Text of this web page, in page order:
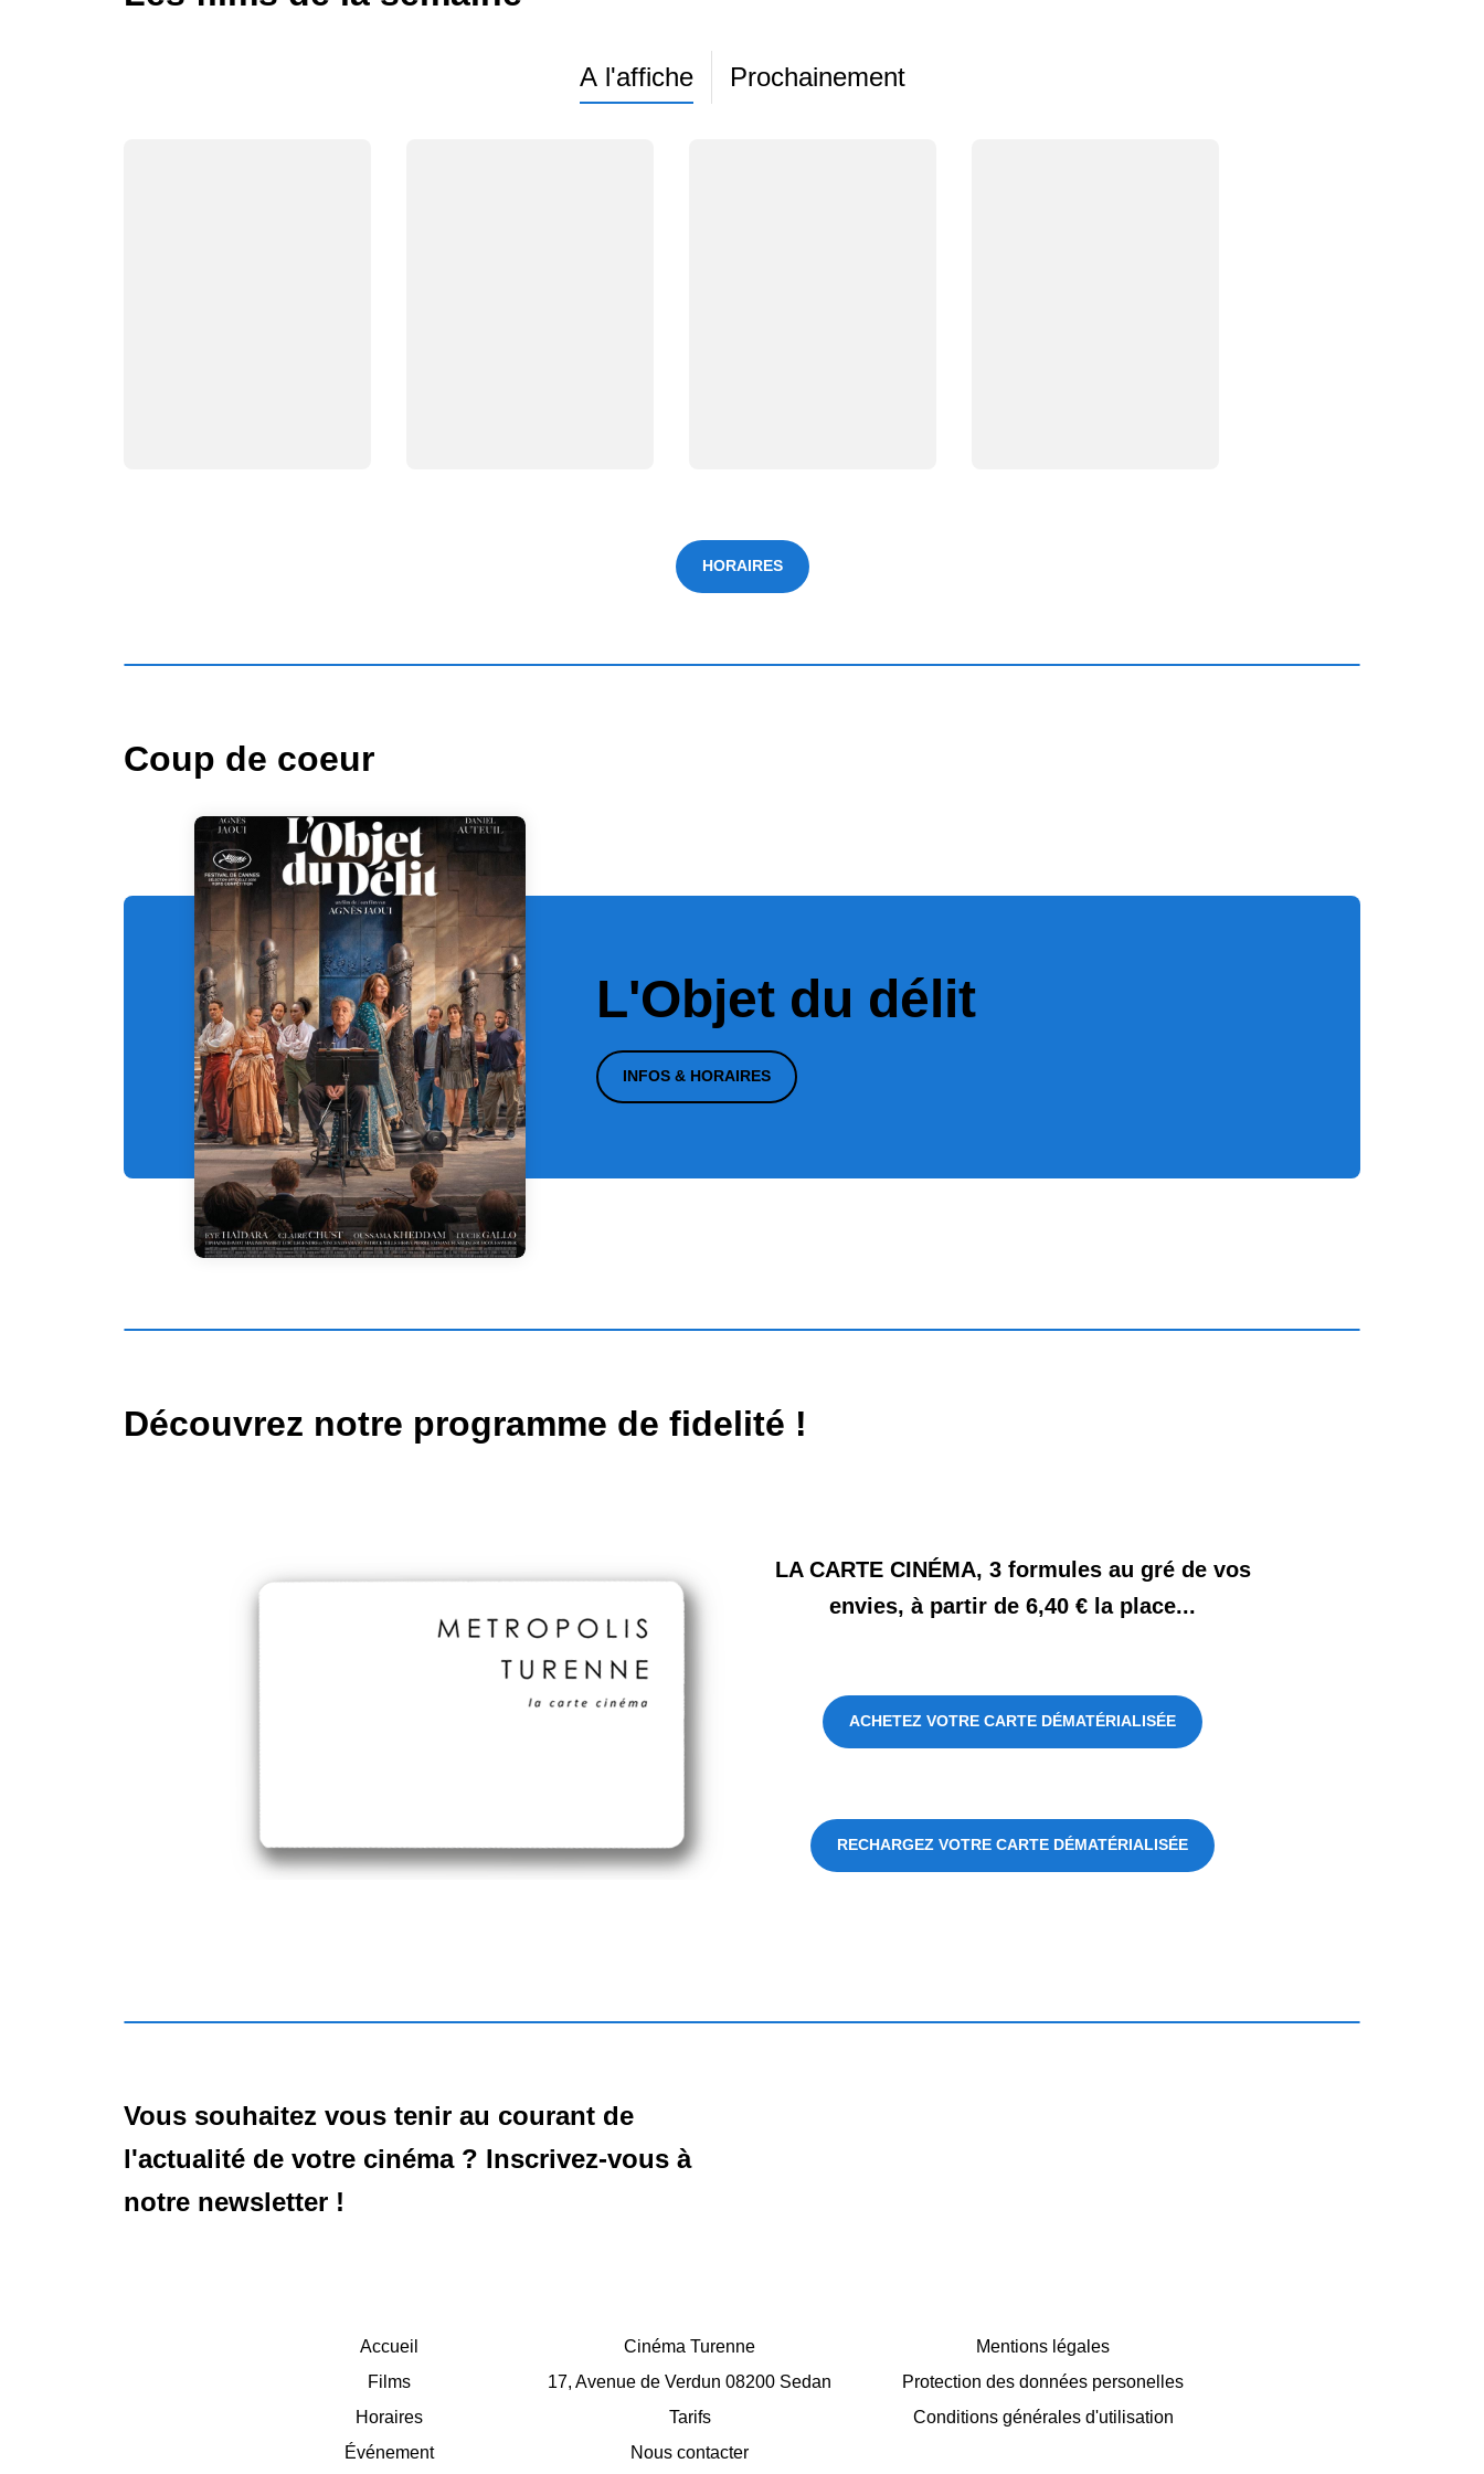
A l'affiche Prochainement
HORAIRES
Coup de coeur
L'Objet du délit
INFOS & HORAIRES
Découvrez notre programme de fidelité !
LA CARTE CINÉMA, 3 formules au gré de vos
envies, à partir de 6,40 € la place...
ACHETEZ VOTRE CARTE DÉMATÉRIALISÉE
RECHARGEZ VOTRE CARTE DÉMATÉRIALISÉE
Vous souhaitez vous tenir au courant de
l'actualité de votre cinéma ? Inscrivez-vous à
notre newsletter !
Accueil
Films
Horaires
Événement
Cinéma Turenne
17, Avenue de Verdun 08200 Sedan
Tarifs
Nous contacter
Mentions légales
Protection des données personelles
Conditions générales d'utilisation